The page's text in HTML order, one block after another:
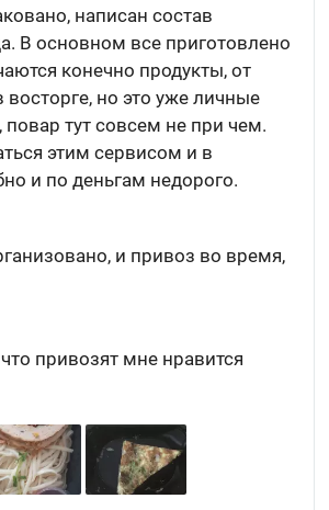
написан состав
В основном все приготовлено
конечно продукты, от
восторге, но это уже личные
повар тут совсем не при чем.
этим сервисом и в
и по деньгам недорого.
и привоз во время,
привозят мне нравится